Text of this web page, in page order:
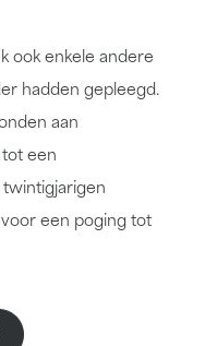
ook enkele andere
hadden gepleegd.
aan
een
een poging tot